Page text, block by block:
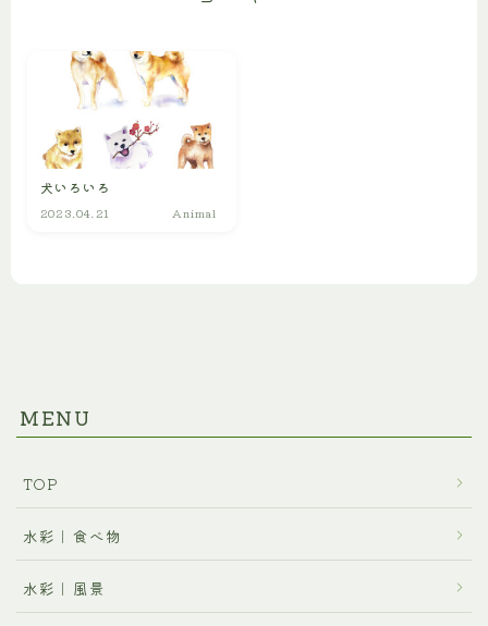
デジタルイラスト
デザイン
プロフィール
犬いろいろ
2023.04.21 Animal
MENU
TOP
水彩｜食べ物
水彩｜風景